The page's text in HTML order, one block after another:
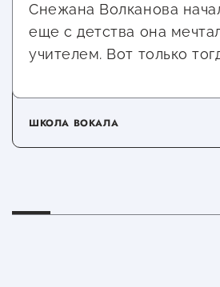
Снежана Волканова
еще с детства она
учителем. Вот только
ШКОЛА ВОКАЛА